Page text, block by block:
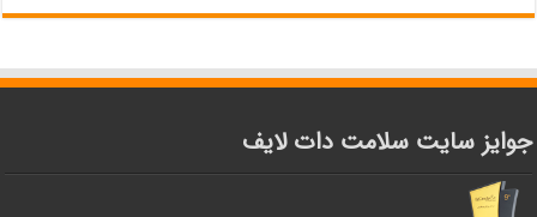
جوایز سایت سلامت دات لایف